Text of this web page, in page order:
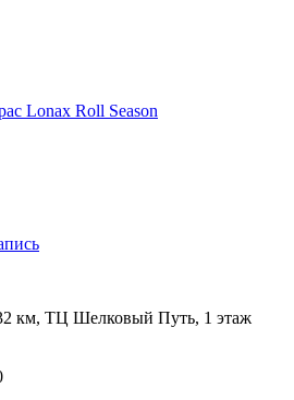
Lonax Roll Season
км, ТЦ Шелковый Путь, 1 этаж